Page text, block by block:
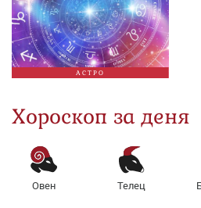
АСТРО
Хороскоп за деня
Овен Телец